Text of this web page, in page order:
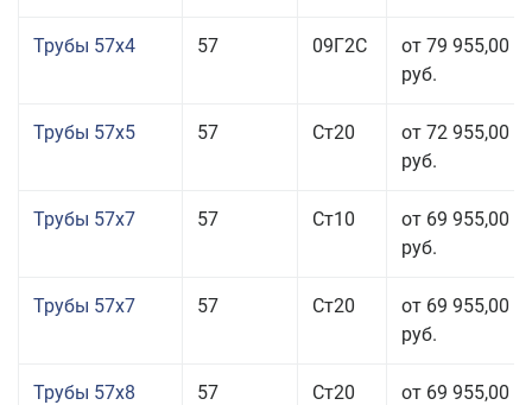
Трубы 57x4 57 09Г2С
от 79 955,00
руб.
Трубы 57x5 57 Ст20
от 72 955,00
руб.
Трубы 57x7 57 Ст10
от 69 955,00
руб.
Трубы 57x7 57 Ст20
от 69 955,00
руб.
Трубы 57x8 57 Ст20
от 69 955,00